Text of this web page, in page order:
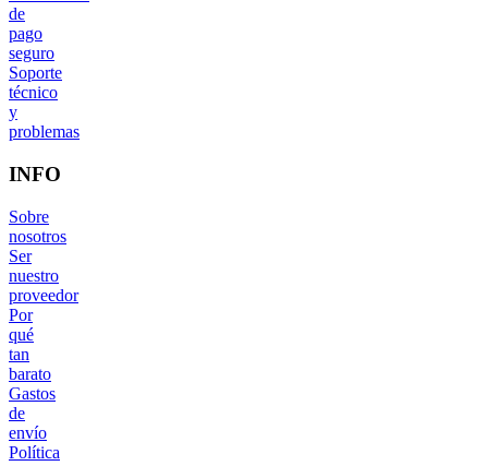
de
pago
seguro
Soporte
técnico
y
problemas
INFO
Sobre
nosotros
Ser
nuestro
proveedor
Por
qué
tan
barato
Gastos
de
envío
Política